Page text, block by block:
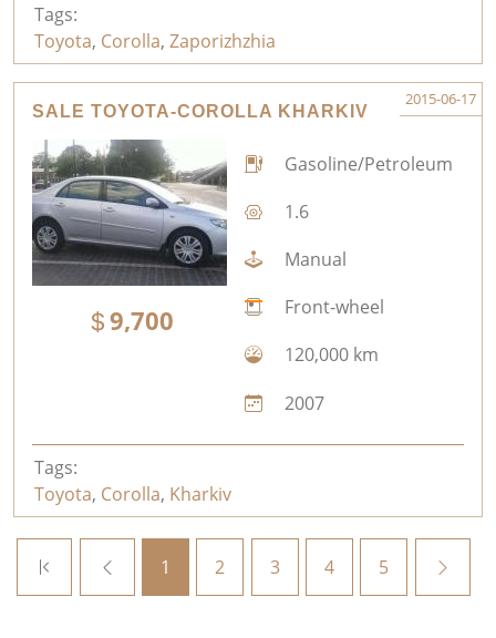
Tags:
Toyota, Corolla, Zaporizhzhia
SALE TOYOTA-COROLLA KHARKIV
2015-06-17
9,700
Gasoline/Petroleum
1.6
Manual
Front-wheel
120,000 km
2007
Tags:
Toyota, Corolla, Kharkiv
1 2 3 4 5